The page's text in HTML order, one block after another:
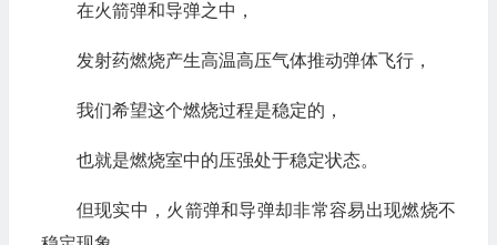
在火箭弹和导弹之中，
发射药燃烧产生高温高压气体推动弹体飞行，
我们希望这个燃烧过程是稳定的，
也就是燃烧室中的压强处于稳定状态。
但现实中，火箭弹和导弹却非常容易出现燃烧不